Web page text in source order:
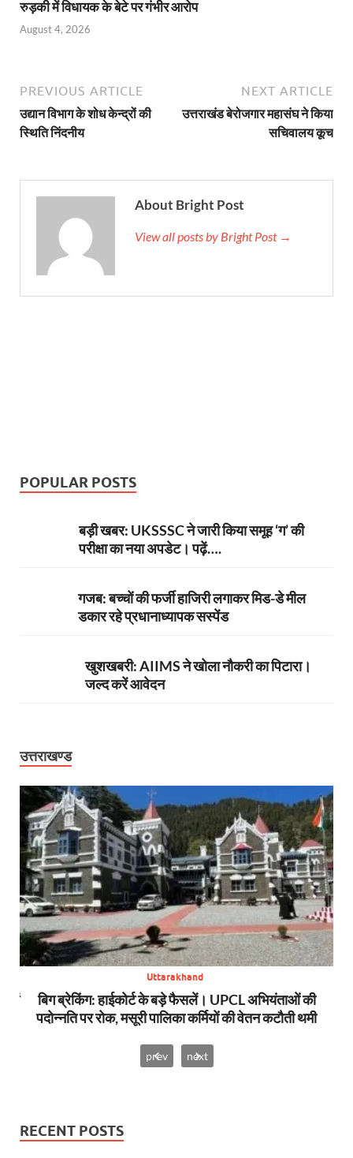
रुड़की में विधायक के बेटे पर गंभीर आरोप
August 4, 2026
PREVIOUS ARTICLE
उद्यान विभाग के शोध केन्द्रों की
स्थिति निंदनीय
NEXT ARTICLE
उत्तराखंड बेरोजगार महासंघ ने किया
सचिवालय कूच
About Bright Post
View all posts by Bright Post →
POPULAR POSTS
बड़ी खबर: UKSSSC ने जारी किया समूह ‘ग’ की
परीक्षा का नया अपडेट। पढ़ें….
गजब: बच्चों की फर्जी हाजिरी लगाकर मिड-डे मील
डकार रहे प्रधानाध्यापक सस्पेंड
खुशखबरी: AIIMS ने खोला नौकरी का पिटारा।
जल्द करें आवेदन
उत्तराखण्ड
Uttarakhand
बिग ब्रेकिंग: हाईकोर्ट के बड़े फैसलें। UPCL अभियंताओं की
पदोन्नति पर रोक, मसूरी पालिका कर्मियों की वेतन कटौती थमी
prev next
RECENT POSTS